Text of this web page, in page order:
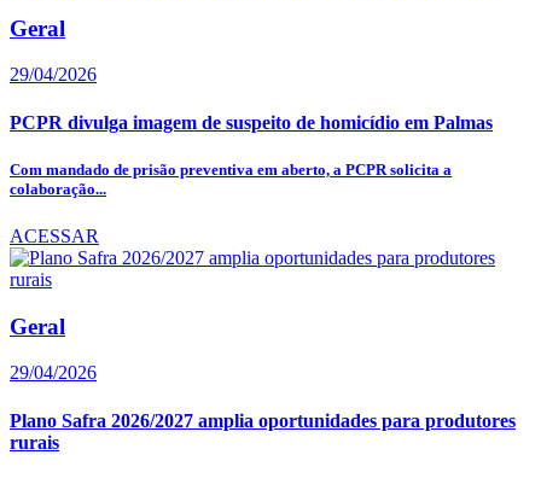
Geral
29/04/2026
PCPR divulga imagem de suspeito de homicídio em Palmas
Com mandado de prisão preventiva em aberto, a PCPR solicita a
colaboração...
ACESSAR
Geral
29/04/2026
Plano Safra 2026/2027 amplia oportunidades para produtores
rurais